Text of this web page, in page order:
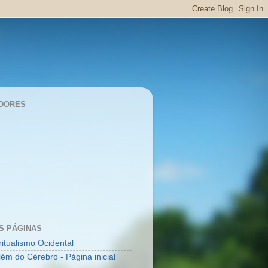
PÁGINAS
Ocidental
do Cérebro - Página inicial